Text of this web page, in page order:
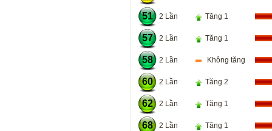
51 2 Lần Tăng 1
57 2 Lần Tăng 1
58 2 Lần Không tăng
60 2 Lần Tăng 2
62 2 Lần Tăng 1
68 2 Lần Tăng 1